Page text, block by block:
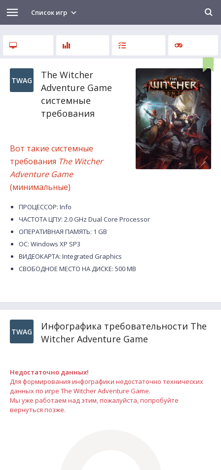
Список игр
TWAG
The Witcher
Adventure Game
системные
требования
Вот такие системные
требования The Witcher
Adventure Game
(минимальные)
ПРОЦЕССОР: Info
ЧАСТОТА ЦПУ: 2.0 GHz Dual Core Processor
ОПЕРАТИВНАЯ ПАМЯТЬ: 1 GB
ОС: Windows XP SP3
ВИДЕОКАРТА: Integrated Graphics
СВОБОДНОЕ МЕСТО НА ДИСКЕ: 500 MB
TWAG
Инфографика требовательности The
Witcher Adventure Game
Недостаточно данных!
Для формирования инфографики недостаточно технических
данных по игре The Witcher Adventure Game.
Мы уже работаем над этим, пожалуйста, попробуйте
вернуться позже.